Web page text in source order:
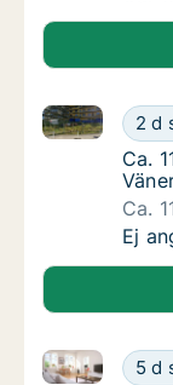
Ca.
2 d
Ca. 115 m2
Ca.
Ca.
Ca.
Ca.
Ej
Ca.
5 d
Ca. 115 m2